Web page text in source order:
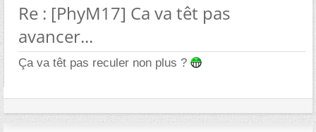
Re : [PhyM17] Ca va têt pas
avancer...
Ça va têt pas reculer non plus ?